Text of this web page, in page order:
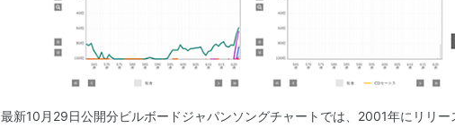
この商品を含むブログ (66件) を見る
最新10月29日公開分ビルボードジャパンソングチャートでは、2001年にリリー